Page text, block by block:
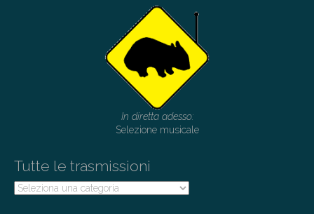
In diretta adesso:
Selezione musicale
Tutte le trasmissioni
Tutte